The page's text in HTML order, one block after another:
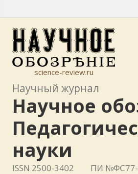
science-review.ru
Научный журнал
Научное
науки
ISSN 2500-3402 ПИ №ФС77-